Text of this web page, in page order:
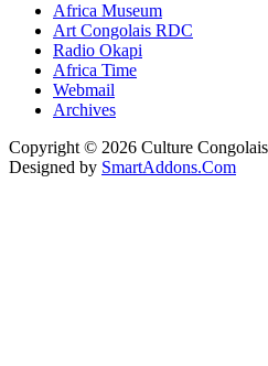
Africa Museum
Art Congolais RDC
Radio Okapi
Africa Time
Webmail
Archives
Copyright © 2026 Culture
Designed by SmartAddons.Com